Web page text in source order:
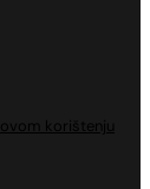
korištenju